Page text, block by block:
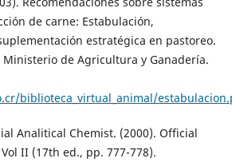
de carne: Estabulación,
estratégica en pastoreo.
Ministerio de Agricultura y Ganadería.
biblioteca_virtual_animal/
Analitical Chemist. (2000). Official
II (17th ed., pp. 777-778).